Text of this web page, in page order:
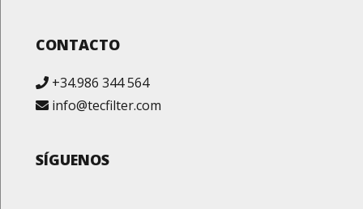
CONTACTO
+34.986 344 564
info@tecfilter.com
SÍGUENOS